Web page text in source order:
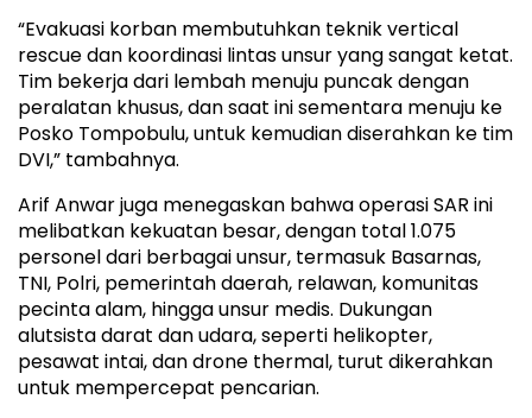
“Evakuasi korban membutuhkan teknik vertical
rescue dan koordinasi lintas unsur yang sangat ketat.
Tim bekerja dari lembah menuju puncak dengan
peralatan khusus, dan saat ini sementara menuju ke
Posko Tompobulu, untuk kemudian diserahkan ke tim
DVI,” tambahnya.
Arif Anwar juga menegaskan bahwa operasi SAR ini
melibatkan kekuatan besar, dengan total 1.075
personel dari berbagai unsur, termasuk Basarnas,
TNI, Polri, pemerintah daerah, relawan, komunitas
pecinta alam, hingga unsur medis. Dukungan
alutsista darat dan udara, seperti helikopter,
pesawat intai, dan drone thermal, turut dikerahkan
untuk mempercepat pencarian.